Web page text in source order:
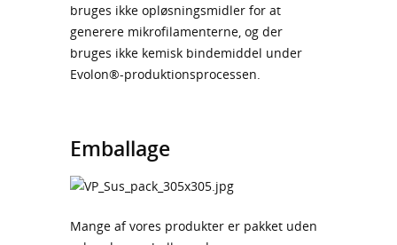
bruges ikke opløsningsmidler for at
generere mikrofilamenterne, og der
bruges ikke kemisk bindemiddel under
Evolon®-produktionsprocessen.
Emballage
Mange af vores produkter er pakket uden